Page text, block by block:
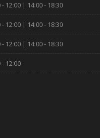
- 12:00 | 14:00 - 18:30
- 12:00 | 14:00 - 18:30
- 12:00 | 14:00 - 18:30
- 12:00